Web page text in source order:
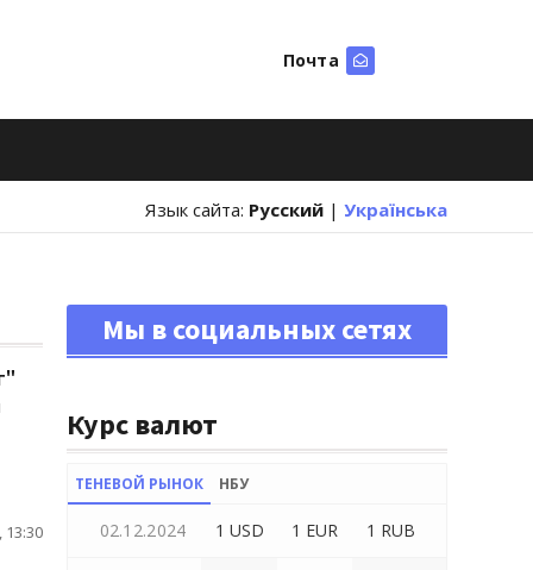
Почта
Язык сайта: Русский | Українська
13:30
Мы в социальных сетях
Курс валют
ТЕНЕВОЙ РЫНОК НБУ
02.12.2024 1 USD 1 EUR 1 RUB